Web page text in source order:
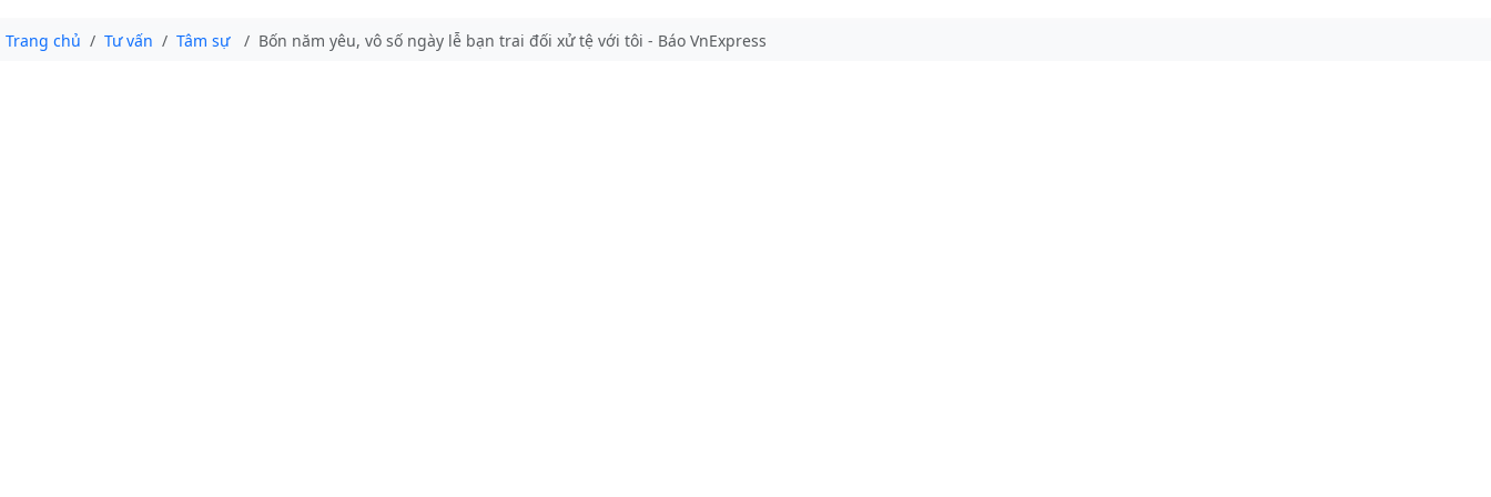
Trang chủ Tư vấn Tâm sự Bốn năm yêu, vô số ngày lễ bạn trai đối xử tệ với tôi - Báo VnExpress